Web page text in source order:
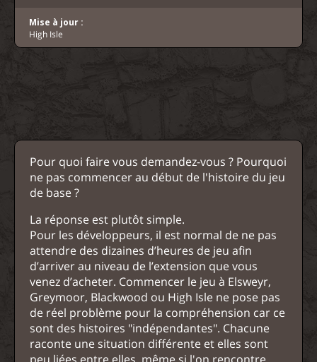
Mise à jour :
High Isle
Pour quoi faire vous demandez-vous ? Pourquoi
ne pas commencer au début de l'histoire du jeu
de base ?
La réponse est plutôt simple.
Pour les développeurs, il est normal de ne pas
attendre des dizaines d’heures de jeu afin
d’arriver au niveau de l’extension que vous
venez d’acheter. Commencer le jeu à Elsweyr,
Greymoor, Blackwood ou High Isle ne pose pas
de réel problème pour la compréhension car ce
sont des histoires "indépendantes". Chacune
raconte une situation différente et elles sont